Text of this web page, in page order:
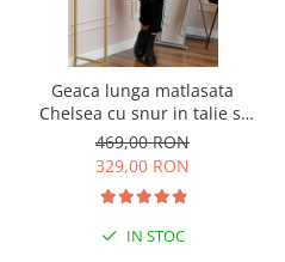
Geaca lunga matlasata
Chelsea cu snur in talie si
buzunare functionale -
Negru
469,00 RON
329,00 RON
IN STOC